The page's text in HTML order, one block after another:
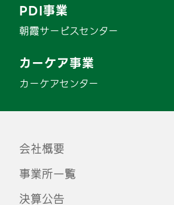
PDI事業
朝霞サービスセンター
カーケア事業
カーケアセンター
会社概要
事業所一覧
決算公告